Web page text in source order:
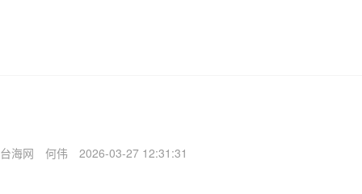
台海网 何伟 2026-03-27 12:31:31